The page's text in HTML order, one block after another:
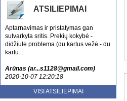
ATSILIEPIMAI
Esu patenkinta jusu aptarnavimu ir
kokybe. Tikrai rekomenduoju
Aptarnavimas ir pristatymas gan
sutvarkyta sritis. Prekių kokybė -
didžiulė problema (du kartus vežė - du
kartu...
Arūnas (ar...s1128@gmail.com)
2020-10-07 12:20:18
VISI ATSILIEPIMAI